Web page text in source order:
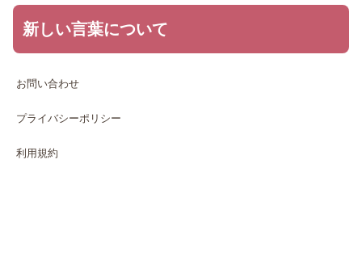
新しい言葉について
お問い合わせ
プライバシーポリシー
利用規約